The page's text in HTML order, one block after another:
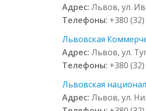
Адрес:Львов, ул.
Телефоны: +380
Львовская
Адрес:Львов, ул.
Телефоны: +380
Львовская
Адрес:Львов, ул.